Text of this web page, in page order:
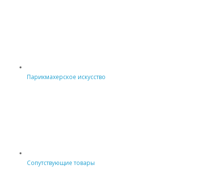
Парикмахерское искусство
Сопутствующие товары